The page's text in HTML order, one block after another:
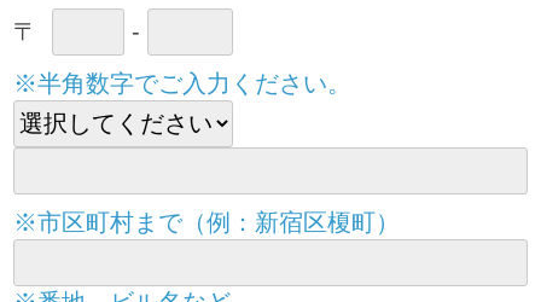
〒
-
※半角数字でご入力ください。
※市区町村まで（例：新宿区榎町）